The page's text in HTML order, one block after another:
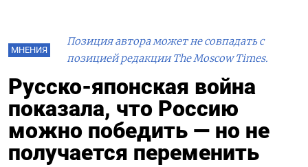
МНЕНИЯ
Позиция автора может не совпадать с
позицией редакции The Moscow Times.
Русско-японская война
показала, что Россию
можно победить — но не
получается переменить